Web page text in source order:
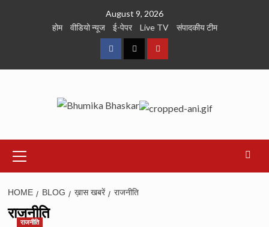
August 9, 2026
होम
वीडियो न्यूज ई-पेपर Live TV संपादकीय टीम
FacebookTwitterYoutube
Menu
HOME BLOG ख़ास खबरें राजनीति
राजनीति
राजनीति